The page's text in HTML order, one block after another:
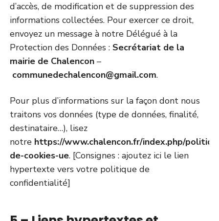
d’accès, de modification et de suppression des
informations collectées. Pour exercer ce droit,
envoyez un message à notre Délégué à la
Protection des Données : Secrétariat de la
mairie de Chalencon –
communedechalencon@gmail.com.
Pour plus d’informations sur la façon dont nous
traitons vos données (type de données, finalité,
destinataire…), lisez
notre https://www.chalencon.fr/index.php/
de-cookies-ue. [Consignes : ajoutez ici le lien
hypertexte vers votre politique de
confidentialité]